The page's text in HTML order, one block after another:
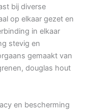
bij diverse
op elkaar gezet en
in elkaar
stevig en
gemaakt van
douglas hout
en bescherming